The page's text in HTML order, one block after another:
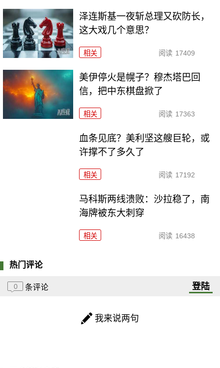
泽连斯基一夜斩总理又砍防长，
这大戏几个意思？
相关 阅读 17409
美伊停火是幌子？穆杰塔巴回
信，把中东棋盘掀了
相关 阅读 17363
血条见底？美利坚这艘巨轮，或
许撑不了多久了
相关 阅读 17192
马科斯两线溃败：沙拉稳了，南
海牌被东大刺穿
相关 阅读 16438
热门评论
0 条评论 登陆
我来说两句